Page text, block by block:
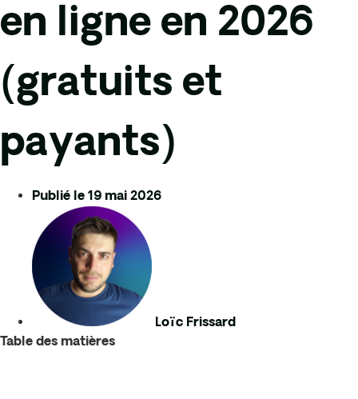
en ligne en 2026
(gratuits et
payants)
Publié le 19 mai 2026
Loïc Frissard
Table des matières